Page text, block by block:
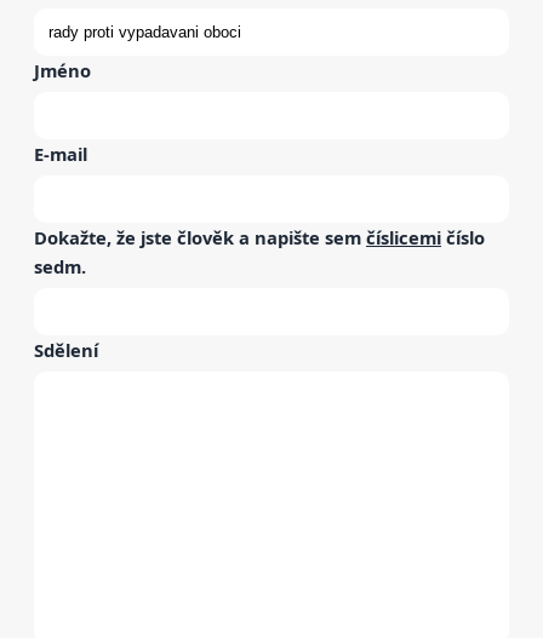
Jméno
E-mail
Dokažte, že jste člověk a napište sem číslicemi číslo
sedm.
Sdělení